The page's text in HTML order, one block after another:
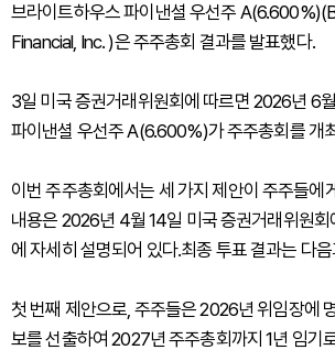
브라이트하우스 파이낸셜 우선주
Financial, Inc. )은 주주총회 결과를 발표했다.
3일 미국 증권거래위원회에 따르면 2026년 6
파이낸셜 우선주 A(6.600%)가 주주총회를 개
이번 주주총회에서는 세 가지 제안이 주주들에
내용은 2026년 4월 14일 미국 증권거래위원회
에 자세히 설명되어 있다.최종 투표 결과는 다
첫 번째 제안으로, 주주들은 2026년 위임장에
보를 선출하여 2027년 주주총회까지 1년 임기